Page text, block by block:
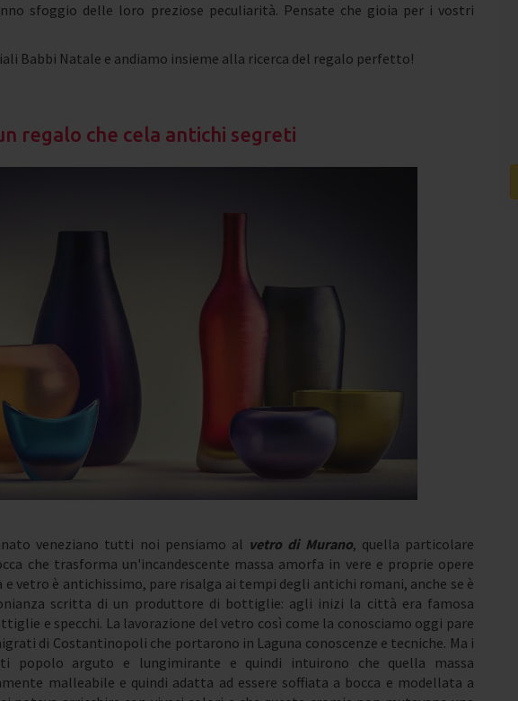
sfoggio delle loro preziose peculiarità. Pensate che gioia per i vostri
Babbi Natale e andiamo insieme alla ricerca del regalo perfetto!
regalo che cela antichi segreti
veneziano tutti noi pensiamo al vetro di Murano, quella particolare
che trasforma un'incandescente massa amorfa in vere e proprie opere
vetro è antichissimo, pare risalga ai tempi degli antichi romani, anche se è
scritta di un produttore di bottiglie: agli inizi la città era famosa
e specchi. La lavorazione del vetro così come la conosciamo oggi pare
di Costantinopoli che portarono in Laguna conoscenze e tecniche. Ma i
popolo arguto e lungimirante e quindi intuirono che quella massa
malleabile e quindi adatta ad essere soffiata a bocca e modellata a